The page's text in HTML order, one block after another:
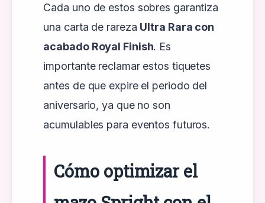
Cada uno de estos sobres garantiza
una carta de rareza Ultra Rara con
acabado Royal Finish. Es
importante reclamar estos tiquetes
antes de que expire el periodo del
aniversario, ya que no son
acumulables para eventos futuros.
Cómo optimizar el